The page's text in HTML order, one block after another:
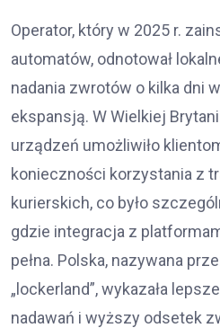
Operator, który w 2025 r.
automatów, odnotował
nadania zwrotów o kilka dni
ekspansją. W Wielkiej
urządzeń umożliwiło
konieczności korzystania z
kurierskich, co było
gdzie integracja z
pełna. Polska, nazywana
„lockerland”, wykazała
nadawań i wyższy odsetek